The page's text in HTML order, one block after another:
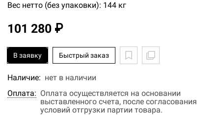
Вес нетто (без упаковки): 144 кг
101 280 ₽
В заявку Быстрый заказ
Наличие: нет в наличии
Оплата: Оплата осуществляется на основании
выставленного счета, после согласования
условий отгрузки партии товара.